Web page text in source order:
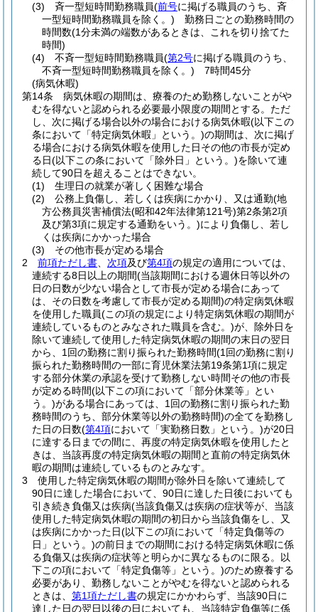
(3)
斉一型短時間勤務職員(前号に掲げる職員のうち、斉
一型短時間勤務職員を除く。) 勤務日ごとの勤務時間の
時間数(1分未満の端数があるときは、これを切り捨てた
時間)
(4)
不斉一型短時間勤務職員(第2号に掲げる職員のうち、
不斉一型短時間勤務職員を除く。) 7時間45分
(病気休暇)
第14条
病気休暇の期間は、療養のため勤務しないことがや
むを得ないと認められる必要最小限度の期間とする。 ただ
し、次に掲げる場合以外の場合における病気休暇(以下この
条において「特定病気休暇」という。)の期間は、次に掲げ
る場合における病気休暇を使用した日その他の市長が定め
る日(以下この条において「除外日」という。)を除いて連
続して90日を超えることはできない。
(1)
生理日の就業が著しく困難な場合
(2)
公務上負傷し、若しくは疾病にかかり、又は通勤(地
方公務員災害補償法(昭和42年法律第121号)第2条第2項
及び第3項に規定する通勤をいう。)により負傷し、若し
くは疾病にかかった場合
(3)
その他市長が定める場合
2
前項ただし書 次項及び第4項の規定の適用については、
連続する8日以上の期間(当該期間における週休日等以外の
日の日数が少ない場合として市長が定める場合にあって
は、その日数を考慮して市長が定める期間)の特定病気休暇
を使用した職員(この項の規定により特定病気休暇の期間が
連続しているものとみなされた職員を含む。)が、除外日を
除いて連続して使用した特定病気休暇の期間の末日の翌日
から、1回の勤務に割り振られた勤務時間(1回の勤務に割り
振られた勤務時間の一部に育児休業法第19条第1項に規定
する部分休業の承認を受けて勤務しない時間その他の市長
が定める時間(以下この項において「部分休業等」とい
う。)がある場合にあっては、1回の勤務に割り振られた勤
務時間のうち、部分休業等以外の勤務時間)の全てを勤務し
た日の日数(第4項において「実勤務日数」という。)が20日
に達する日までの間に、再度の特定病気休暇を使用したと
きは、当該再度の特定病気休暇の期間と直前の特定病気休
暇の期間は連続しているものとみなす。
3
使用した特定病気休暇の期間が除外日を除いて連続して
90日に達した場合において、90日に達した日後においても
引き続き負傷又は疾病(当該負傷又は疾病の症状等が、当該
使用した特定病気休暇の期間の初日から当該負傷をし、又
は疾病にかかった日(以下この項において「特定負傷等の
日」という。)の前日までの期間における特定病気休暇に係
る負傷又は疾病の症状等と明らかに異なるものに限る。以
下この項において「特定負傷等」という。)のため療養する
必要があり、勤務しないことがやむを得ないと認められる
ときは、 第1項ただし書の規定にかかわらず、当該90日に
達した日の翌日以後の日においても、当該特定負傷等に係